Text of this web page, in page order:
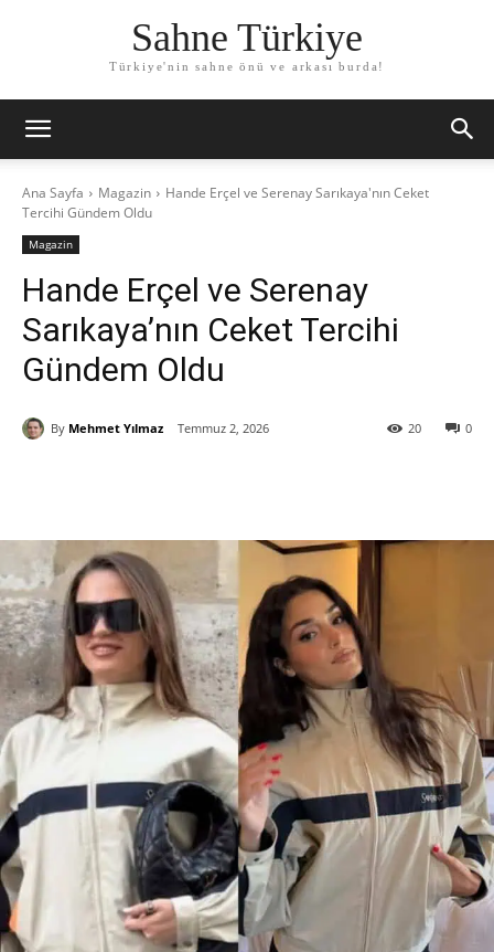
Sahne Türkiye
Türkiye'nin sahne önü ve arkası burda!
Ana Sayfa Magazin
Hande Erçel ve Serenay Sarıkaya'nın Ceket
Tercihi Gündem Oldu
Magazin
Hande Erçel ve Serenay
Sarıkaya’nın Ceket Tercihi
Gündem Oldu
By Mehmet Yılmaz Temmuz 2, 2026 0
20